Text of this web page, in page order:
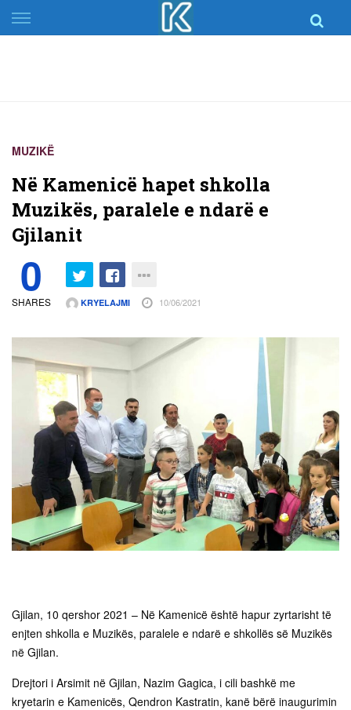
Skip
to
MUZIKË
Në Kamenicë hapet shkolla
Muzikës, paralele e ndarë e
Gjilanit
0
SHARES KRYELAJMI 10/06/2021
Gjilan, 10 qershor 2021 – Në Kamenicë është hapur zyrtarisht të
enjten shkolla e Muzikës, paralele e ndarë e shkollës së Muzikës
në Gjilan.
Drejtori i Arsimit në Gjilan, Nazim Gagica, i cili bashkë me
kryetarin e Kamenicës, Qendron Kastratin, kanë bërë inaugurimin